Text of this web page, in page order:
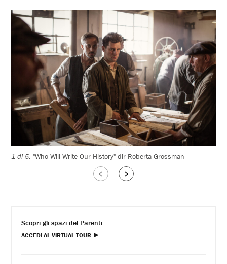
1 di 5."Who Will Write Our History" dir Roberta Grossman
Slide
Scopri gli spazi del Parenti
ACCEDI AL VIRTUAL TOUR